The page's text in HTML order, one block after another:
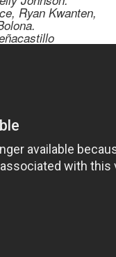
Ryan Kwanten,